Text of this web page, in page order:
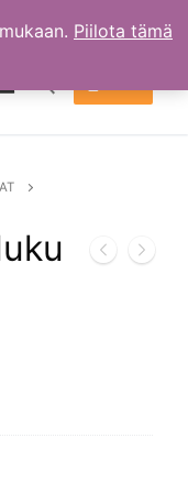
Piilota tämä